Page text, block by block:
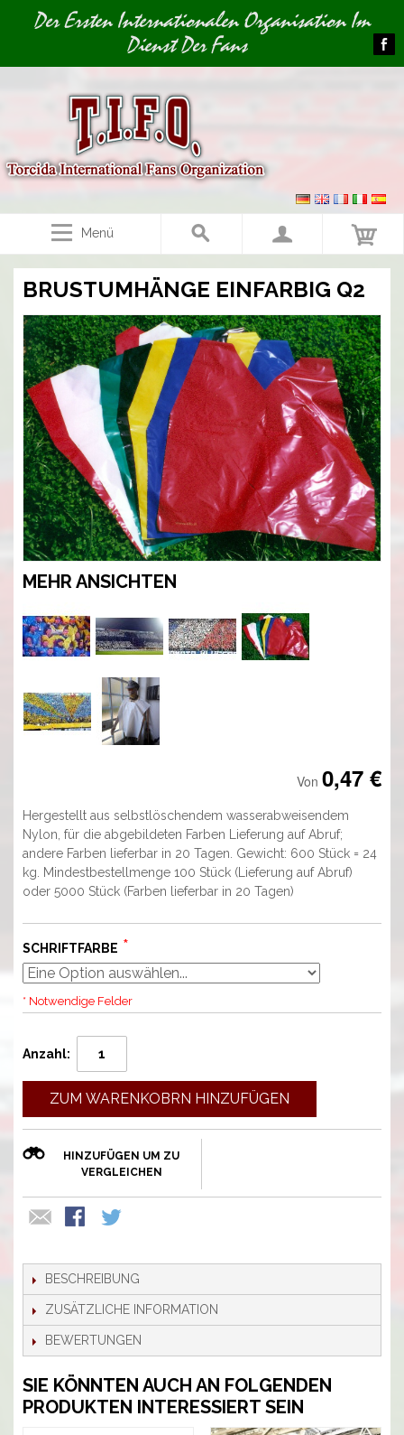
Image 01Der Ersten Internationalen Organisation Im
Dienst Der Fans
Menü
BRUSTUMHÄNGE EINFARBIG Q2
MEHR ANSICHTEN
Von 0,47 €
Hergestellt aus selbstlöschendem wasserabweisendem
Nylon, für die abgebildeten Farben Lieferung auf Abruf;
andere Farben lieferbar in 20 Tagen. Gewicht: 600 Stück = 24
kg. Mindestbestellmenge 100 Stück (Lieferung auf Abruf)
oder 5000 Stück (Farben lieferbar in 20 Tagen)
SCHRIFTFARBE
* Notwendige Felder
Anzahl:
ZUM WARENKOBRN HINZUFÜGEN
HINZUFÜGEN UM ZU
VERGLEICHEN
BESCHREIBUNG
ZUSÄTZLICHE INFORMATION
BEWERTUNGEN
SIE KÖNNTEN AUCH AN FOLGENDEN
PRODUKTEN INTERESSIERT SEIN